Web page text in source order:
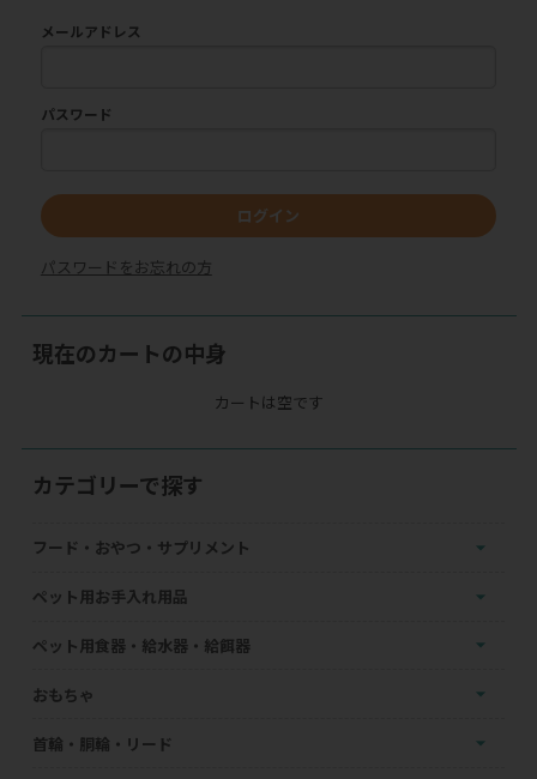
メールアドレス
パスワード
ログイン
パスワードをお忘れの方
現在のカートの中身
カートは空です
カテゴリーで探す
フード・おやつ・サプリメント
ペット用お手入れ用品
ペット用食器・給水器・給餌器
おもちゃ
首輪・胴輪・リード